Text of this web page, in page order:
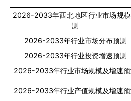
2026-2033年西北地区行业市场规
测
2026-2033年行业市场分布预测
2026-2033年行业投资增速预测
2026-2033年行业市场规模及增速
2026-2033年行业产值规模及增速